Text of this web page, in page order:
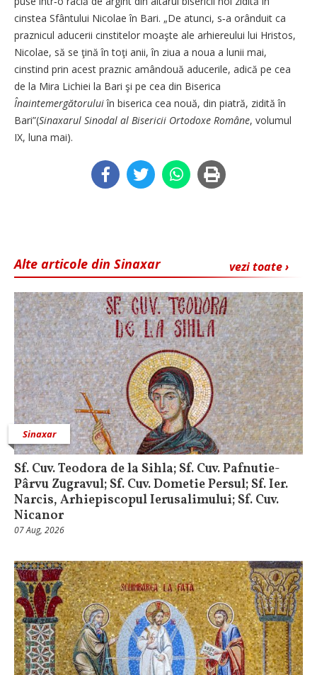
cinstea Sfântului Nicolae în Bari. „De atunci, s‑a orânduit ca
praznicul aducerii cinstitelor moaşte ale arhiereului lui Hristos,
Nicolae, să se ţină în toţi anii, în ziua a noua a lunii mai,
cinstind prin acest praznic amândouă aducerile, adică pe cea
de la Mira Lichiei la Bari şi pe cea din Biserica
Înaintemergătoruluiîn biserica cea nouă, din piatră, zidită în
Bari”(Sinaxarul Sinodal al Bisericii Ortodoxe Române, volumul
IX, luna mai).
vezi toate ›
Alte articole din Sinaxar
Sinaxar
Sf. Cuv. Teodora de la Sihla; Sf. Cuv. Pafnutie-
Pârvu Zugravul; Sf. Cuv. Dometie Persul; Sf. Ier.
Narcis, Arhiepiscopul Ierusalimului; Sf. Cuv.
Nicanor
07 Aug, 2026